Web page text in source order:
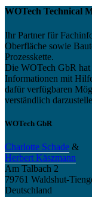
WOTech Technical
Ihr Partner für
Oberfläche sowie
Prozesskette.
Die WOTech GbR hat
Informationen mit
dafür verfügbaren
verständlich
WOTech GbR
Charlotte Schade &
Herbert Käszmann
Am Talbach 2
79761 Waldshut-
Deutschland